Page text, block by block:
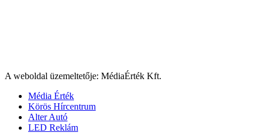
A weboldal üzemeltetője: MédiaÉrték Kft.
Média Érték
Körös Hírcentrum
Alter Autó
LED Reklám